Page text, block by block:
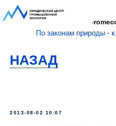
По законам природы -
НАЗАД
2013-08-02 10:07